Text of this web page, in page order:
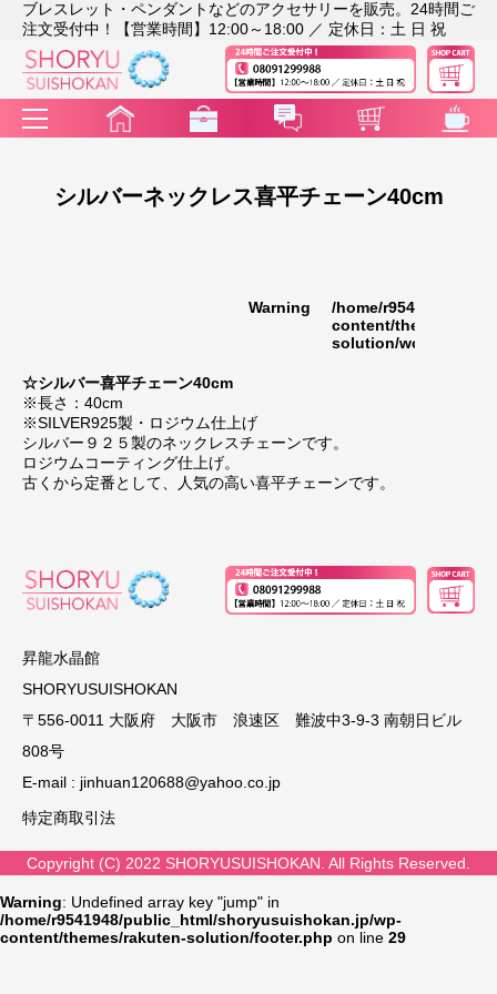
ブレスレット・ペンダントなどのアクセサリーを販売。24時間ご
注文受付中！【営業時間】12:00～18:00 ／ 定休日：土 日 祝
シルバーネックレス喜平チェーン40cm
Warning
/home/r9541948/
content/themes/
solution/
☆シルバー喜平チェーン40cm
※長さ：40cm
※SILVER925製・ロジウム仕上げ
シルバー９２５製のネックレスチェーンです。
ロジウムコーティング仕上げ。
古くから定番として、人気の高い喜平チェーンです。
昇龍水晶館
SHORYUSUISHOKAN
〒556-0011 大阪府 大阪市 浪速区 難波中3-9-3 南朝日ビル
808号
E-mail : jinhuan120688@yahoo.co.jp
特定商取引法
Copyright (C) 2022 SHORYUSUISHOKAN. All Rights Reserved.
Warning: Undefined array key "jump" in
/home/r9541948/public_html/shoryusuishokan.jp/wp-
content/themes/rakuten-solution/footer.php on line 29